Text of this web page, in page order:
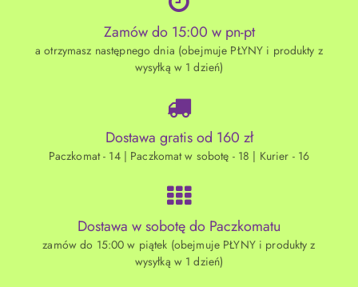
Zamów do 15:00 w pn-pt
a otrzymasz następnego dnia (obejmuje PŁYNY i produkty z
wysyłką w 1 dzień)
Dostawa gratis od 160 zł
Paczkomat - 14 | Paczkomat w sobotę - 18 | Kurier - 16
Dostawa w sobotę do Paczkomatu
zamów do 15:00 w piątek (obejmuje PŁYNY i produkty z
wysyłką w 1 dzień)